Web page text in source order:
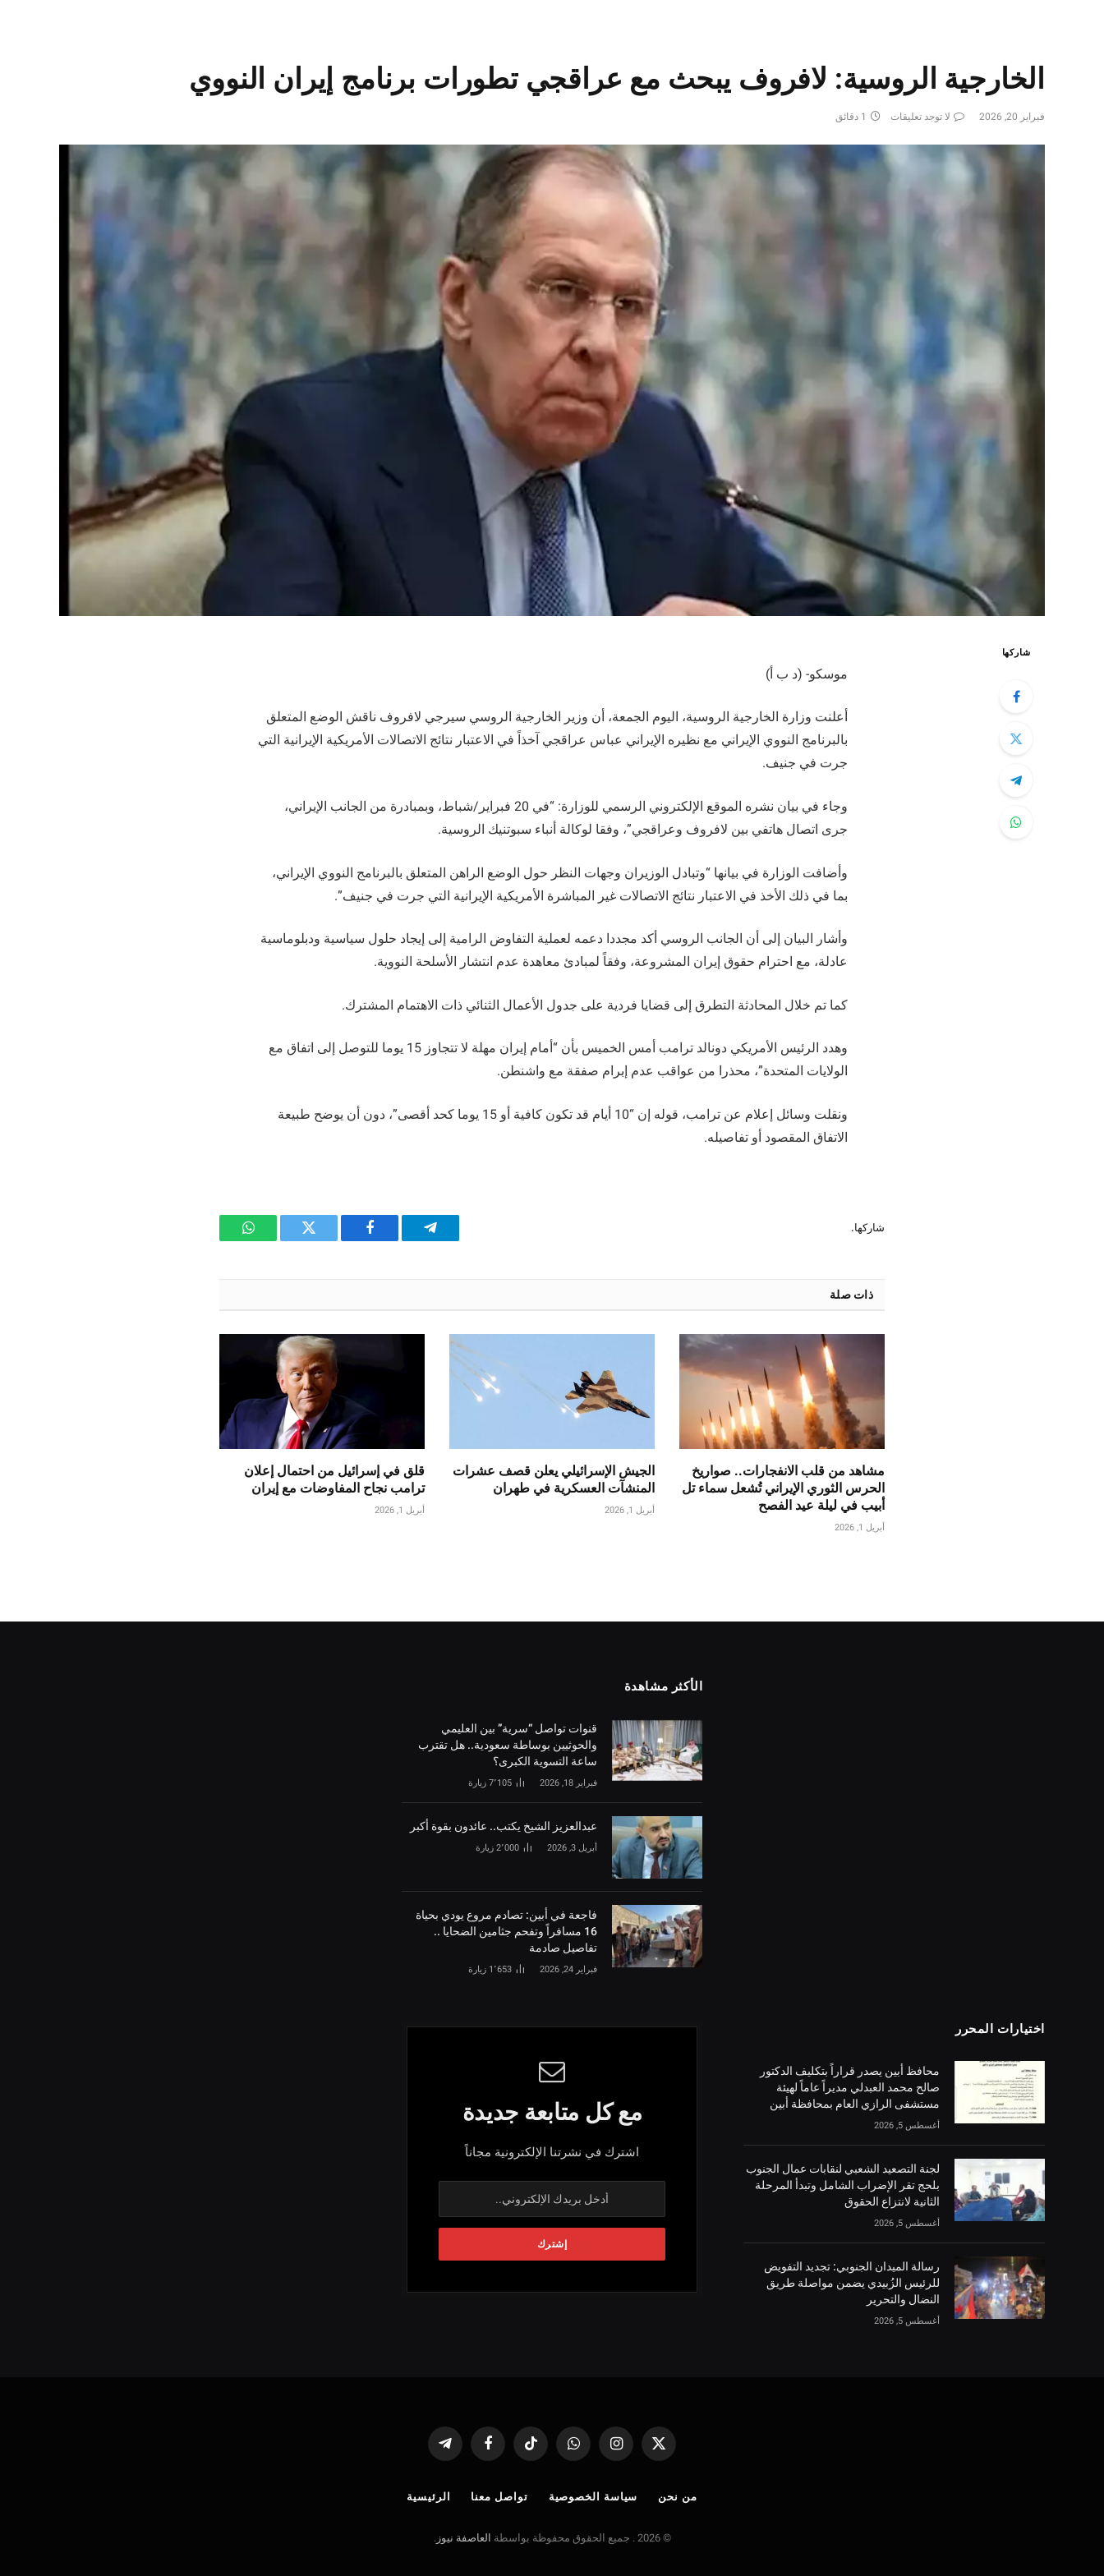
الخارجية الروسية: لافروف يبحث مع عراقجي تطورات برنامج إيران النووي
فبراير 20, 2026 لا توجد تعليقات 1 دقائق
شاركها
موسكو- (د ب أ)
أعلنت وزارة الخارجية الروسية، اليوم الجمعة، أن وزير الخارجية الروسي سيرجي لافروف ناقش الوضع المتعلق
بالبرنامج النووي الإيراني مع نظيره الإيراني عباس عراقجي آخذاً في الاعتبار نتائج الاتصالات الأمريكية الإيرانية التي
جرت في جنيف.
وجاء في بيان نشره الموقع الإلكتروني الرسمي للوزارة: “في 20 فبراير/شباط، وبمبادرة من الجانب الإيراني،
جرى اتصال هاتفي بين لافروف وعراقجي”، وفقا لوكالة أنباء سبوتنيك الروسية.
وأضافت الوزارة في بيانها “وتبادل الوزيران وجهات النظر حول الوضع الراهن المتعلق بالبرنامج النووي الإيراني،
بما في ذلك الأخذ في الاعتبار نتائج الاتصالات غير المباشرة الأمريكية الإيرانية التي جرت في جنيف”.
وأشار البيان إلى أن الجانب الروسي أكد مجددا دعمه لعملية التفاوض الرامية إلى إيجاد حلول سياسية ودبلوماسية
عادلة، مع احترام حقوق إيران المشروعة، وفقاً لمبادئ معاهدة عدم انتشار الأسلحة النووية.
كما تم خلال المحادثة التطرق إلى قضايا فردية على جدول الأعمال الثنائي ذات الاهتمام المشترك.
وهدد الرئيس الأمريكي دونالد ترامب أمس الخميس بأن “أمام إيران مهلة لا تتجاوز 15 يوما للتوصل إلى اتفاق مع
الولايات المتحدة”، محذرا من عواقب عدم إبرام صفقة مع واشنطن.
ونقلت وسائل إعلام عن ترامب، قوله إن “10 أيام قد تكون كافية أو 15 يوما كحد أقصى”، دون أن يوضح طبيعة
الاتفاق المقصود أو تفاصيله.
شاركها.
تيلقرام فيسبوك تويتر واتساب
ذات صلة
مشاهد من قلب الانفجارات.. صواريخ
الحرس الثوري الإيراني تُشعل سماء تل
أبيب في ليلة عيد الفصح
أبريل 1, 2026
الجيش الإسرائيلي يعلن قصف عشرات
المنشآت العسكرية في طهران
أبريل 1, 2026
قلق في إسرائيل من احتمال إعلان
ترامب نجاح المفاوضات مع إيران
أبريل 1, 2026
الأكثر مشاهدة
قنوات تواصل “سرية” بين العليمي
والحوثيين بوساطة سعودية.. هل تقترب
ساعة التسوية الكبرى؟
فبراير 18, 2026 7٬105 زيارة
‏عبدالعزيز الشيخ يكتب.. عائدون بقوة أكبر
أبريل 3, 2026 2٬000 زيارة
فاجعة في أبين: تصادم مروع يودي بحياة
16 مسافراً وتفحم جثامين الضحايا ..
تفاصيل صادمة
فبراير 24, 2026 1٬653 زيارة
اختيارات المحرر
محافظ أبين يصدر قراراً بتكليف الدكتور
صالح محمد العبدلي مديراً عاماً لهيئة
مستشفى الرازي العام بمحافظة أبين
أغسطس 5, 2026
لجنة التصعيد الشعبي لنقابات عمال الجنوب
بلحج تقر الإضراب الشامل وتبدأ المرحلة
الثانية لانتزاع الحقوق
أغسطس 5, 2026
رسالة الميدان الجنوبي: تجديد التفويض
للرئيس الزُبيدي يضمن مواصلة طريق
النضال والتحرير
أغسطس 5, 2026
مع كل متابعة جديدة
اشترك في نشرتنا الإلكترونية مجاناً
X
الانستغرامواتساب تيكتوك فيسبوك تيلقرام
من نحن سياسة الخصوصية تواصل معنا الرئيسية
© 2026 . جميع الحقوق محفوظة بواسطة العاصفة نيوز.